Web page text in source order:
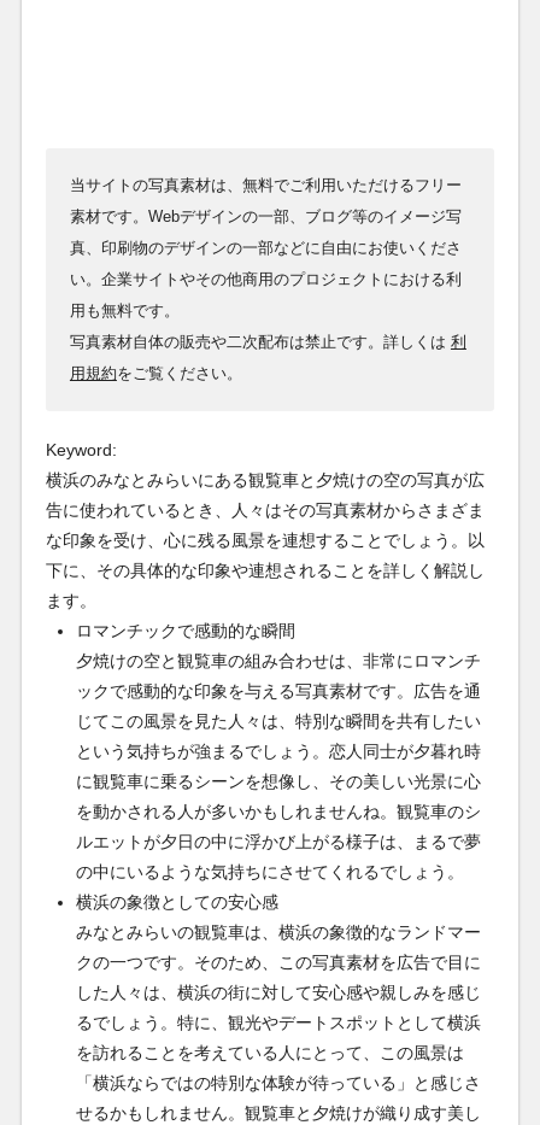
当サイトの写真素材は、無料でご利用いただけるフリー
素材です。Webデザインの一部、ブログ等のイメージ写
真、印刷物のデザインの一部などに自由にお使いくださ
い。企業サイトやその他商用のプロジェクトにおける利
用も無料です。
写真素材自体の販売や二次配布は禁止です。詳しくは 利
用規約をご覧ください。
Keyword:
横浜のみなとみらいにある観覧車と夕焼けの空の写真が広
告に使われているとき、人々はその写真素材からさまざま
な印象を受け、心に残る風景を連想することでしょう。以
下に、その具体的な印象や連想されることを詳しく解説し
ます。
ロマンチックで感動的な瞬間
夕焼けの空と観覧車の組み合わせは、非常にロマンチ
ックで感動的な印象を与える写真素材です。広告を通
じてこの風景を見た人々は、特別な瞬間を共有したい
という気持ちが強まるでしょう。恋人同士が夕暮れ時
に観覧車に乗るシーンを想像し、その美しい光景に心
を動かされる人が多いかもしれませんね。観覧車のシ
ルエットが夕日の中に浮かび上がる様子は、まるで夢
の中にいるような気持ちにさせてくれるでしょう。
横浜の象徴としての安心感
みなとみらいの観覧車は、横浜の象徴的なランドマー
クの一つです。そのため、この写真素材を広告で目に
した人々は、横浜の街に対して安心感や親しみを感じ
るでしょう。特に、観光やデートスポットとして横浜
を訪れることを考えている人にとって、この風景は
「横浜ならではの特別な体験が待っている」と感じさ
せるかもしれません。観覧車と夕焼けが織り成す美し